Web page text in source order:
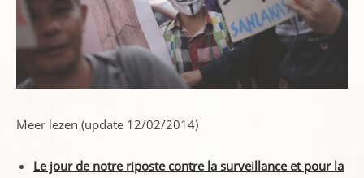
Meer lezen (update 12/02/2014)
Le jour de notre riposte contre la surveillance et pour la